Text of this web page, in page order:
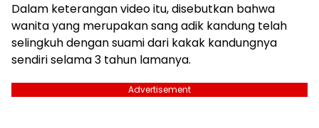
Dalam keterangan video itu, disebutkan bahwa
wanita yang merupakan sang adik kandung telah
selingkuh dengan suami dari kakak kandungnya
sendiri selama 3 tahun lamanya.
Advertisement